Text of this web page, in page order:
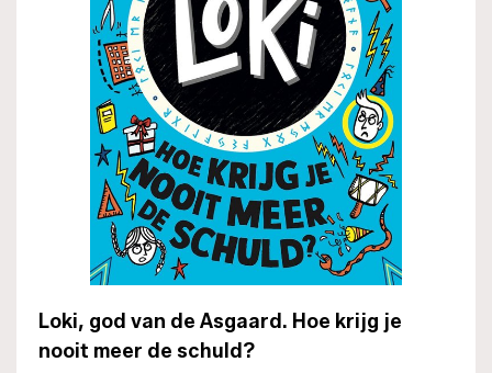
Loki, god van de Asgaard. Hoe krijg je
nooit meer de schuld?